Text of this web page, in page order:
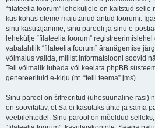
“filateelia foorum” leheküljele on kaitstud
kus kohas oleme majutanud antud foorumi.
sinu kasutajanime, sinu parooli ja sinu e-
lehekülje “filateelia foorum”
vabatahtlik “filateelia foorum” äranägemise
võimalus valida, millist informatsiooni soovid
Teil võimalik lubada või keelata phpBB
genereerituid e-kirju (nt. “telli teema” jms).
Sinu parool on šifreeritud (ühesuunaline räsi)
on soovitatav, et Sa ei kasutaks ühte ja sama
veebilehtedel. Sinu parool on mõeldud